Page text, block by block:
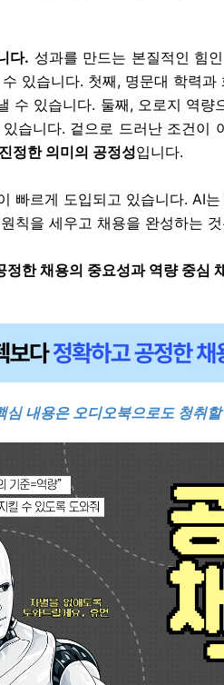
다. 성과를 만드는 본질적인 힘
있습니다. 첫째, 명문대 학력과
수 있습니다. 둘째, 오로지 역량
습니다. 겉으로 드러난 조건이
정한 의미의 공정성입니다.
빠르게 도입되고 있습니다. AI
칙을 세우고 채용을 완성하는
정한 채용의 중요성과 역량 중심
내용은 오디오북으로도 청취